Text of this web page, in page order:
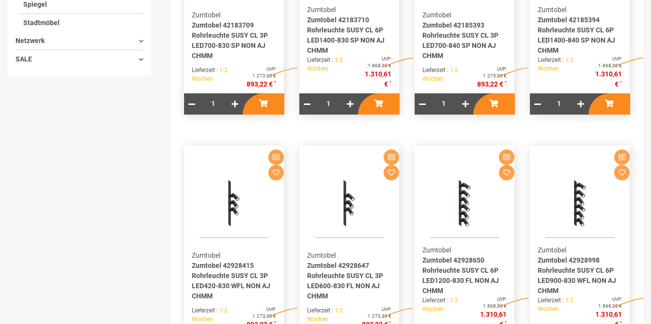
Zumtobel
Zumtobel 42183709
Rohrleuchte SUSY CL 3P
LED700-830 SP NON AJ
CHMM
Lieferzeit : 1-2
Wochen
UVP:
1.273,30 €
893,22 € *
Zumtobel
Zumtobel 42183710
Rohrleuchte SUSY CL 6P
LED1400-830 SP NON AJ
CHMM
Lieferzeit : 1-2
Wochen
UVP:
1.868,30 €
1.310,61
€ *
Zumtobel
Zumtobel 42185393
Rohrleuchte SUSY CL 3P
LED700-840 SP NON AJ
CHMM
Lieferzeit : 1-2
Wochen
UVP:
1.273,30 €
893,22 € *
Zumtobel
Zumtobel 42185394
Rohrleuchte SUSY CL 6P
LED1400-840 SP NON AJ
CHMM
Lieferzeit : 1-2
Wochen
UVP:
1.868,30 €
1.310,61
€ *
Zumtobel
Zumtobel 42928415
Rohrleuchte SUSY CL 3P
LED420-830 WFL NON AJ
CHMM
Lieferzeit : 1-2
Wochen
UVP:
1.273,30 €
*
Zumtobel
Zumtobel 42928647
Rohrleuchte SUSY CL 3P
LED600-830 FL NON AJ
CHMM
Lieferzeit : 1-2
Wochen
UVP:
1.273,30 €
*
Zumtobel
Zumtobel 42928650
Rohrleuchte SUSY CL 6P
LED1200-830 FL NON AJ
CHMM
Lieferzeit : 1-2
Wochen
UVP:
1.868,30 €
1.310,61
*
Zumtobel
Zumtobel 42928998
Rohrleuchte SUSY CL 6P
LED900-830 WFL NON AJ
CHMM
Lieferzeit : 1-2
Wochen
UVP:
1.868,30 €
1.310,61
*
Spiegel
Stadtmöbel
Netzwerk
SALE